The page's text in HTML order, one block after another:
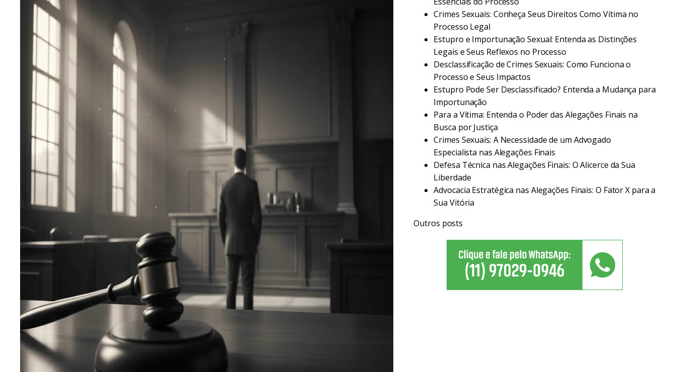
Crimes Sexuais: Conheça Seus Direitos Como Vítima no
Processo Legal
Estupro e Importunação Sexual: Entenda as Distinções
Legais e Seus Reflexos no Processo
Desclassificação de Crimes Sexuais: Como Funciona o
Processo e Seus Impactos
Estupro Pode Ser Desclassificado? Entenda a Mudança para
Importunação
Para a Vítima: Entenda o Poder das Alegações Finais na
Busca por Justiça
Crimes Sexuais: A Necessidade de um Advogado
Especialista nas Alegações Finais
Defesa Técnica nas Alegações Finais: O Alicerce da Sua
Liberdade
Advocacia Estratégica nas Alegações Finais: O Fator X para a
Sua Vitória
Outros posts